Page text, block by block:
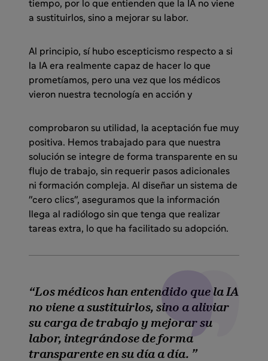
tiempo, por lo que entienden que la IA no viene
a sustituirlos, sino a mejorar su labor.
Al principio, sí hubo escepticismo respecto a si
la IA era realmente capaz de hacer lo que
prometíamos, pero una vez que los médicos
vieron nuestra tecnología en acción y
comprobaron su utilidad, la aceptación fue muy
positiva. Hemos trabajado para que nuestra
solución se integre de forma transparente en su
flujo de trabajo, sin requerir pasos adicionales
ni formación compleja. Al diseñar un sistema de
"cero clics", aseguramos que la información
llega al radiólogo sin que tenga que realizar
tareas extra, lo que ha facilitado su adopción.
Los médicos han entendido que la IA
no viene a sustituirlos, sino a aliviar
su carga de trabajo y mejorar su
labor, integrándose de forma
transparente en su día a día.